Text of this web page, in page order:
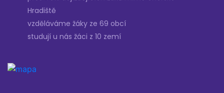
Hradiště
vzděláváme žáky ze 69 obcí
studují u nás žáci z 10 zemí